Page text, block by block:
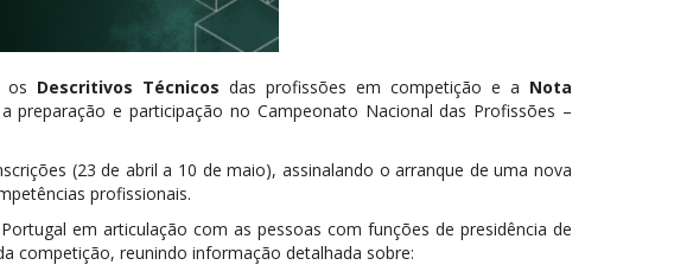
os Descritivos Técnicos das profissões em competição e a Nota
preparação e participação no Campeonato Nacional das Profissões –
(23 de abril a 10 de maio), assinalando o arranque de uma nova
profissionais.
em articulação com as pessoas com funções de presidência de
competição, reunindo informação detalhada sobre: